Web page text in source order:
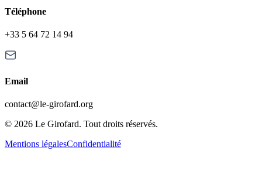
Téléphone
+33 5 64 72 14 94
Email
contact@le-girofard.org
© 2026 Le Girofard. Tout droits réservés.
Mentions légalesConfidentialité